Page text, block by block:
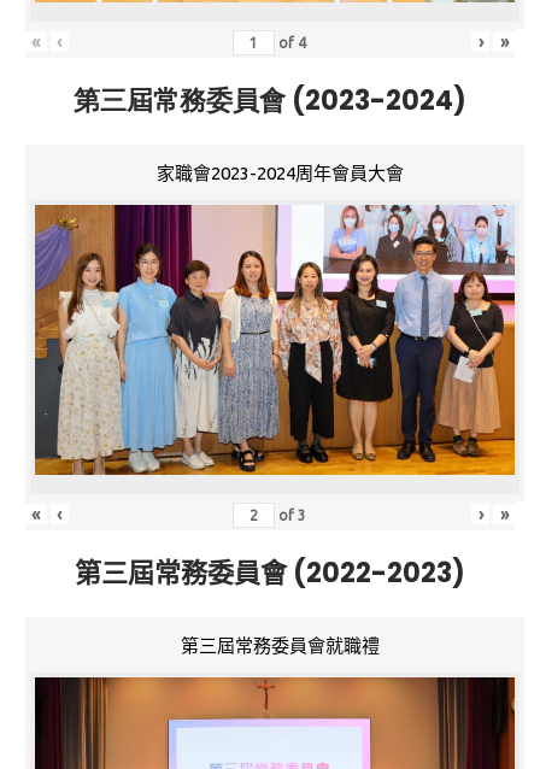
« ‹ of 4 › »
第三屆常務委員會 (2023-2024)
家職會2023-2024周年會員大會
« ‹ of3 › »
第三屆常務委員會 (2022-2023)
第三屆常務委員會就職禮